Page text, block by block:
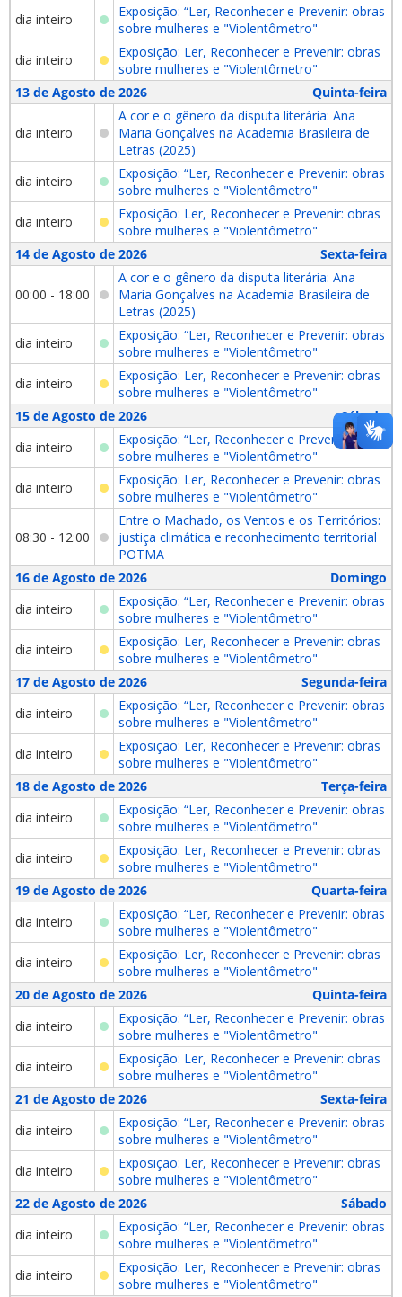
dia inteiro
Exposição: “Ler, Reconhecer e Prevenir: obras
sobre mulheres e "Violentômetro"
dia inteiro
Exposição: Ler, Reconhecer e Prevenir: obras
sobre mulheres e "Violentômetro"
13 de Agosto de 2026
Quinta-feira
dia inteiro
A cor e o gênero da disputa literária: Ana
Maria Gonçalves na Academia Brasileira de
Letras (2025)
dia inteiro
Exposição: “Ler, Reconhecer e Prevenir: obras
sobre mulheres e "Violentômetro"
dia inteiro
Exposição: Ler, Reconhecer e Prevenir: obras
sobre mulheres e "Violentômetro"
14 de Agosto de 2026
Sexta-feira
00:00 - 18:00
A cor e o gênero da disputa literária: Ana
Maria Gonçalves na Academia Brasileira de
Letras (2025)
dia inteiro
Exposição: “Ler, Reconhecer e Prevenir: obras
sobre mulheres e "Violentômetro"
dia inteiro
Exposição: Ler, Reconhecer e Prevenir: obras
sobre mulheres e "Violentômetro"
15 de Agosto de 2026
Sábado
dia inteiro
Exposição: “Ler, Reconhecer e Prevenir: obras
sobre mulheres e "Violentômetro"
dia inteiro
Exposição: Ler, Reconhecer e Prevenir: obras
sobre mulheres e "Violentômetro"
08:30 - 12:00
Entre o Machado, os Ventos e os Territórios:
justiça climática e reconhecimento territorial
POTMA
16 de Agosto de 2026
Domingo
dia inteiro
Exposição: “Ler, Reconhecer e Prevenir: obras
sobre mulheres e "Violentômetro"
dia inteiro
Exposição: Ler, Reconhecer e Prevenir: obras
sobre mulheres e "Violentômetro"
17 de Agosto de 2026
Segunda-feira
dia inteiro
Exposição: “Ler, Reconhecer e Prevenir: obras
sobre mulheres e "Violentômetro"
dia inteiro
Exposição: Ler, Reconhecer e Prevenir: obras
sobre mulheres e "Violentômetro"
18 de Agosto de 2026
Terça-feira
dia inteiro
Exposição: “Ler, Reconhecer e Prevenir: obras
sobre mulheres e "Violentômetro"
dia inteiro
Exposição: Ler, Reconhecer e Prevenir: obras
sobre mulheres e "Violentômetro"
19 de Agosto de 2026
Quarta-feira
dia inteiro
Exposição: “Ler, Reconhecer e Prevenir: obras
sobre mulheres e "Violentômetro"
dia inteiro
Exposição: Ler, Reconhecer e Prevenir: obras
sobre mulheres e "Violentômetro"
20 de Agosto de 2026
Quinta-feira
dia inteiro
Exposição: “Ler, Reconhecer e Prevenir: obras
sobre mulheres e "Violentômetro"
dia inteiro
Exposição: Ler, Reconhecer e Prevenir: obras
sobre mulheres e "Violentômetro"
21 de Agosto de 2026
Sexta-feira
dia inteiro
Exposição: “Ler, Reconhecer e Prevenir: obras
sobre mulheres e "Violentômetro"
dia inteiro
Exposição: Ler, Reconhecer e Prevenir: obras
sobre mulheres e "Violentômetro"
22 de Agosto de 2026
Sábado
dia inteiro
Exposição: “Ler, Reconhecer e Prevenir: obras
sobre mulheres e "Violentômetro"
dia inteiro
Exposição: Ler, Reconhecer e Prevenir: obras
sobre mulheres e "Violentômetro"